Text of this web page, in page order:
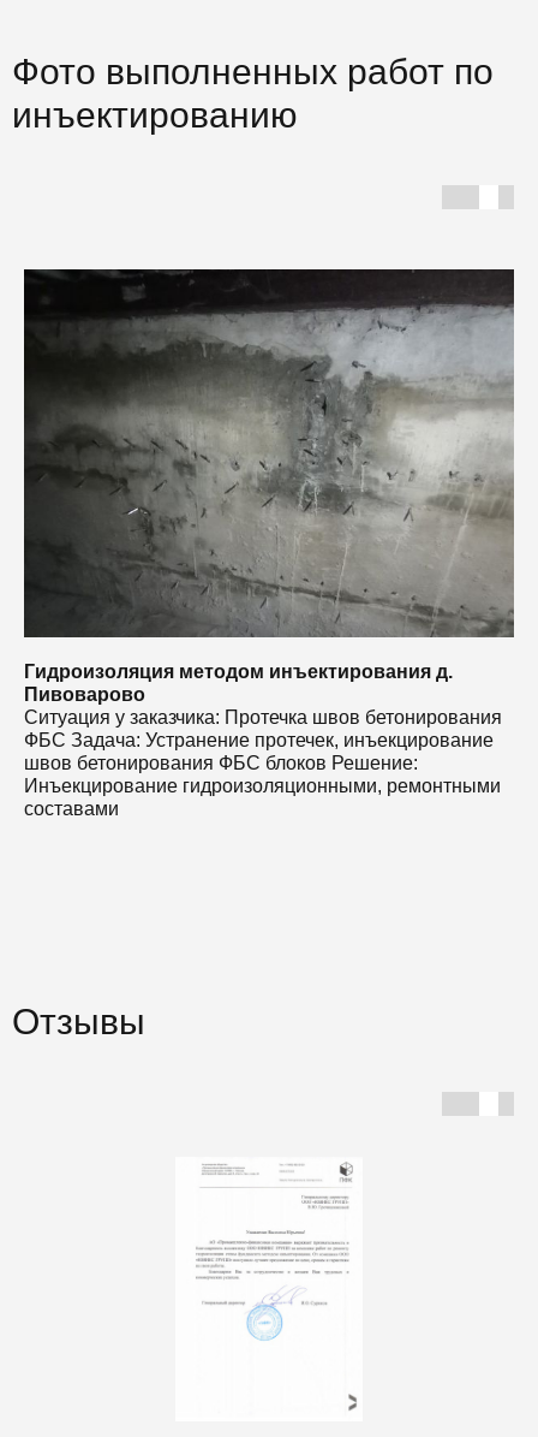
Фото выполненных работ по
инъектированию
Гидроизоляция методом инъектирования д.
Пивоварово
Ситуация у заказчика: Протечка швов бетонирования
ФБС Задача: Устранение протечек, инъекцирование
швов бетонирования ФБС блоков Решение:
Инъекцирование гидроизоляционными, ремонтными
составами
Отзывы